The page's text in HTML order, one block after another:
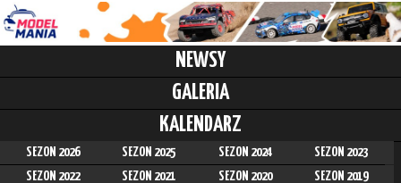
NEWSY
GALERIA
KALENDARZ
SEZON 2026 SEZON 2025 SEZON 2024
SEZON 2023
SEZON 2022
SEZON 2021 SEZON 2020
SEZON 2019